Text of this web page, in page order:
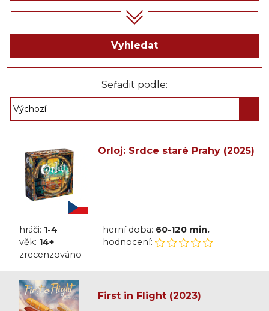
Vyhledat
Seřadit podle:
Orloj: Srdce staré Prahy (2025)
hráči: 1-4 herní doba: 60-120 min.
věk: 14+
hodnocení:
zrecenzováno
First in Flight (2023)